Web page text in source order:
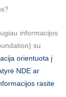
informacijos
su
orientuota į
NDE ar
rasite